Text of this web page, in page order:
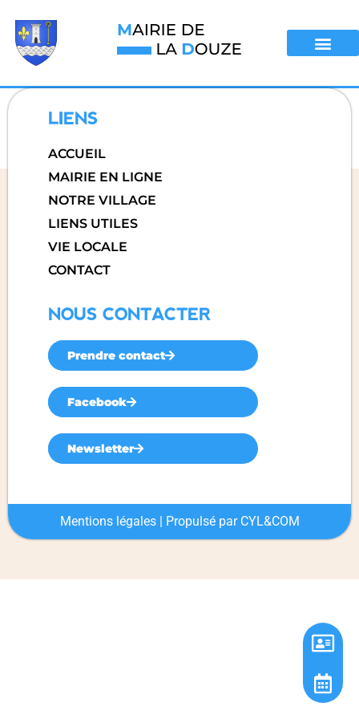
LIENS
ACCUEIL
MAIRIE EN LIGNE
NOTRE VILLAGE
LIENS UTILES
VIE LOCALE
CONTACT
NOUS CONTACTER
Prendre contact
Facebook
Newsletter
Mentions légales| Propulsé par CYL&COM